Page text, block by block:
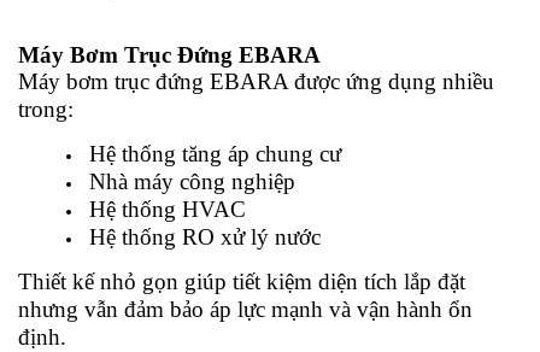
Máy Bơm Trục Đứng EBARA
Máy bơm trục đứng EBARA được ứng dụng nhiều
trong:
Hệ thống tăng áp chung cư
Nhà máy công nghiệp
Hệ thống HVAC
Hệ thống RO xử lý nước
Thiết kế nhỏ gọn giúp tiết kiệm diện tích lắp đặt
nhưng vẫn đảm bảo áp lực mạnh và vận hành ổn
định.